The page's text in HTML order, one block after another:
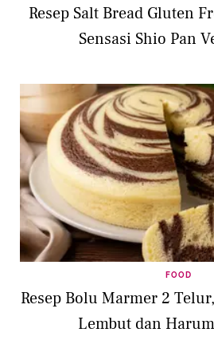
Resep Salt Bread Gluten
Sensasi Shio Pan
FOOD
Resep Bolu Marmer 2
Lembut dan